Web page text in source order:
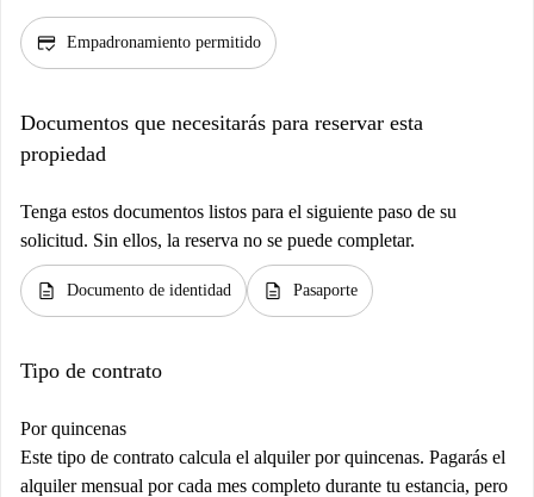
credit_score Empadronamiento permitido
Documentos que necesitarás para reservar esta
propiedad
Tenga estos documentos listos para el siguiente paso de su
solicitud. Sin ellos, la reserva no se puede completar.
description Documento de identidad description Pasaporte
Tipo de contrato
Por quincenas
Este tipo de contrato calcula el alquiler por quincenas. Pagarás el
alquiler mensual por cada mes completo durante tu estancia, pero